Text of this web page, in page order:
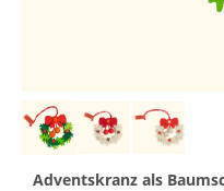
Adventskranz als